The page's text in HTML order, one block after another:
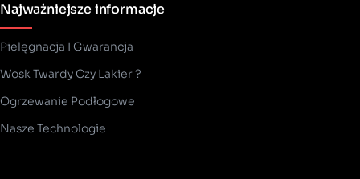
Najważniejsze informacje
Pielęgnacja I Gwarancja
Wosk Twardy Czy Lakier ?
­Ogrzewanie Podłogowe
Nasze Technologie